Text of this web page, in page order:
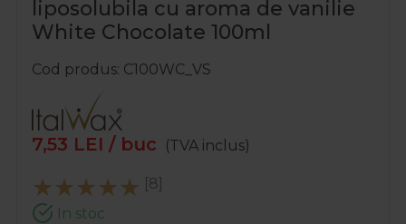
liposolubila cu aroma de vanilie
White Chocolate 100ml
Cod produs C100WC_VS
7,53 LEI / buc (TVA inclus)
[8]
In stoc